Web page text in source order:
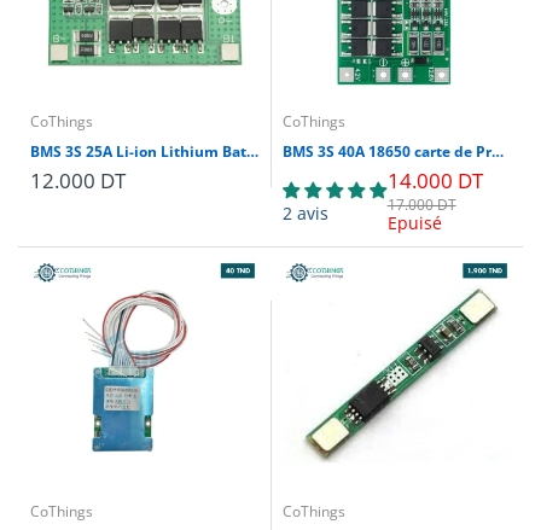
CoThings
BMS 3S 25A Li-ion Lithium Batterie 18650
12.000 DT
CoThings
BMS 3S 40A 18650 carte de Protection de batterie au Lithium 11.1V 12.6V avec Balance
2 avis
14.000 DT
17.000 DT
Epuisé
CoThings
CoThings